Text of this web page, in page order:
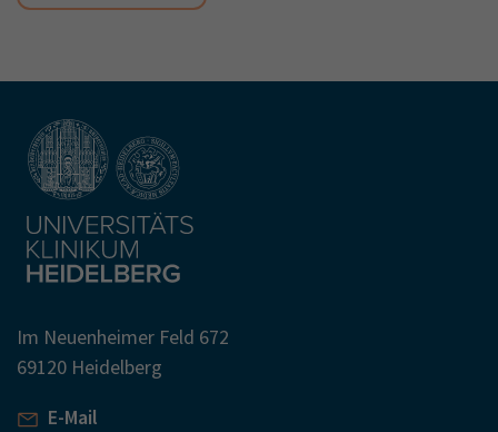
Im Neuenheimer Feld 672
69120 Heidelberg
E-Mail